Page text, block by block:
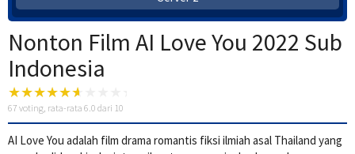
Nonton Film AI Love You 2022 Sub
Indonesia
67 voting, rata-rata 6.0 dari 10
AI Love You adalah film drama romantis fiksi ilmiah asal Thailand yang